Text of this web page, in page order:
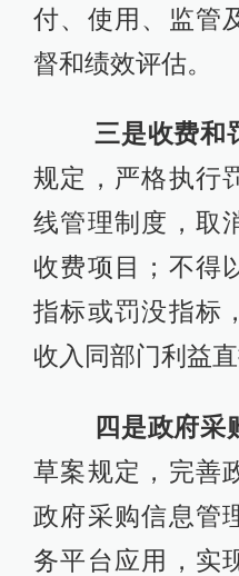
付、使用、监管
督和绩效评估。
三是收费和
规定，严格执行
线管理制度，取
收费项目；不得
指标或罚没指标
收入同部门利益
四是政府采
草案规定，完善
政府采购信息管
务平台应用，实